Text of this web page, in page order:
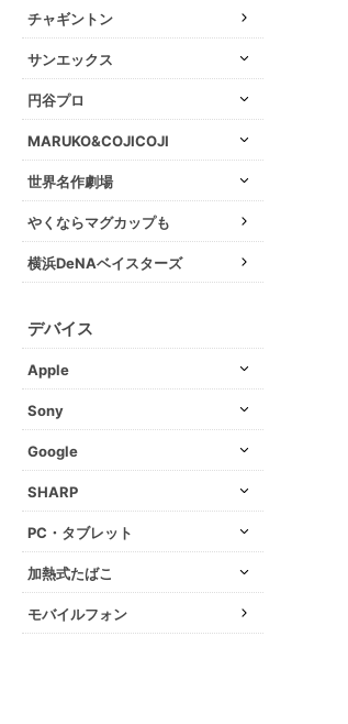
チャギントン
サンエックス
円谷プロ
MARUKO&COJICOJI
世界名作劇場
やくならマグカップも
横浜DeNAベイスターズ
デバイス
Apple
Sony
Google
SHARP
PC・タブレット
加熱式たばこ
モバイルフォン